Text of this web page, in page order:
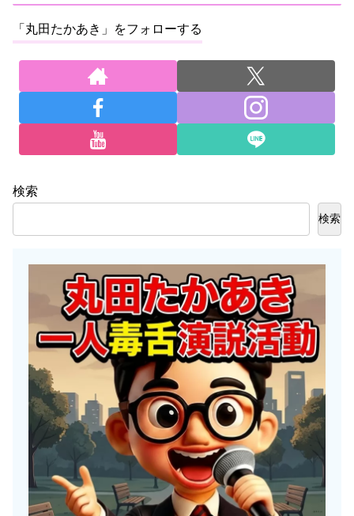
「丸田たかあき」をフォローする
検索
検索